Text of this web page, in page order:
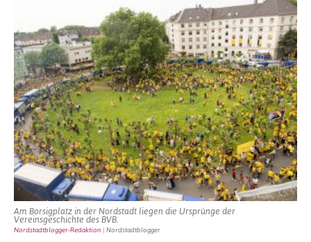
Am Borsigplatz in der Nordstadt liegen die Ursprünge der
Vereinsgeschichte des BVB.
Nordstadtblogger-Redaktion | Nordstadtblogger